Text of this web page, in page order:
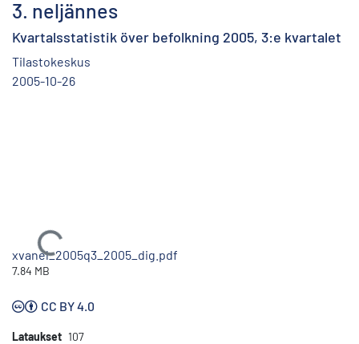
3. neljännes
Kvartalsstatistik över befolkning 2005, 3:e kvartalet
Tilastokeskus
2005-10-26
Ladataan...
xvanel_2005q3_2005_dig.pdf
7.84 MB
CC BY 4.0
Lataukset 107